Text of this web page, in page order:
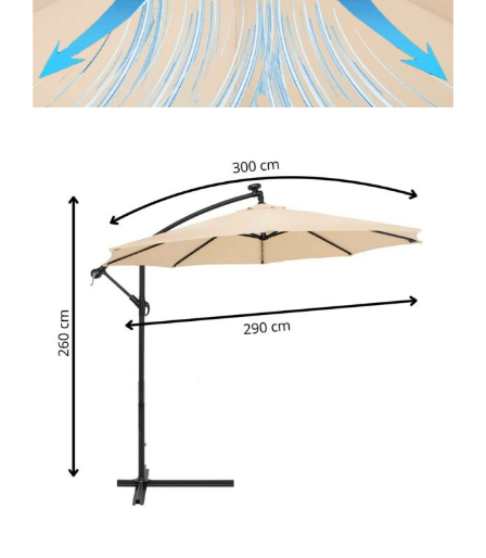
Mese si scaune pentru copii
Fotolii pentru copii
Depozitare jucarii
Jucarii si accesorii
Depozitare si organizare
Cutii organizatoare
Garderobe
Organizatoare sertar si dulap
Umerase si huse haine
Gradina & balcon